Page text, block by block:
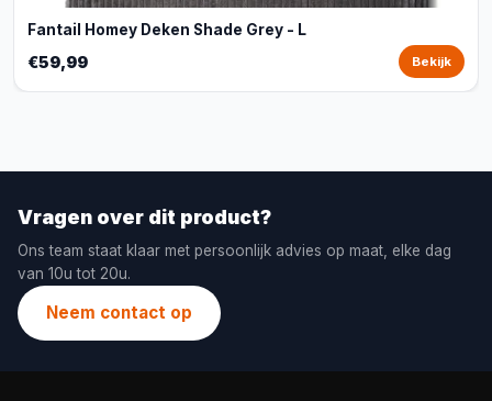
Fantail Homey Deken Shade Grey - L
€59,99 Bekijk
Vragen over dit product?
Ons team staat klaar met persoonlijk advies op maat, elke dag
van 10u tot 20u.
Neem contact op